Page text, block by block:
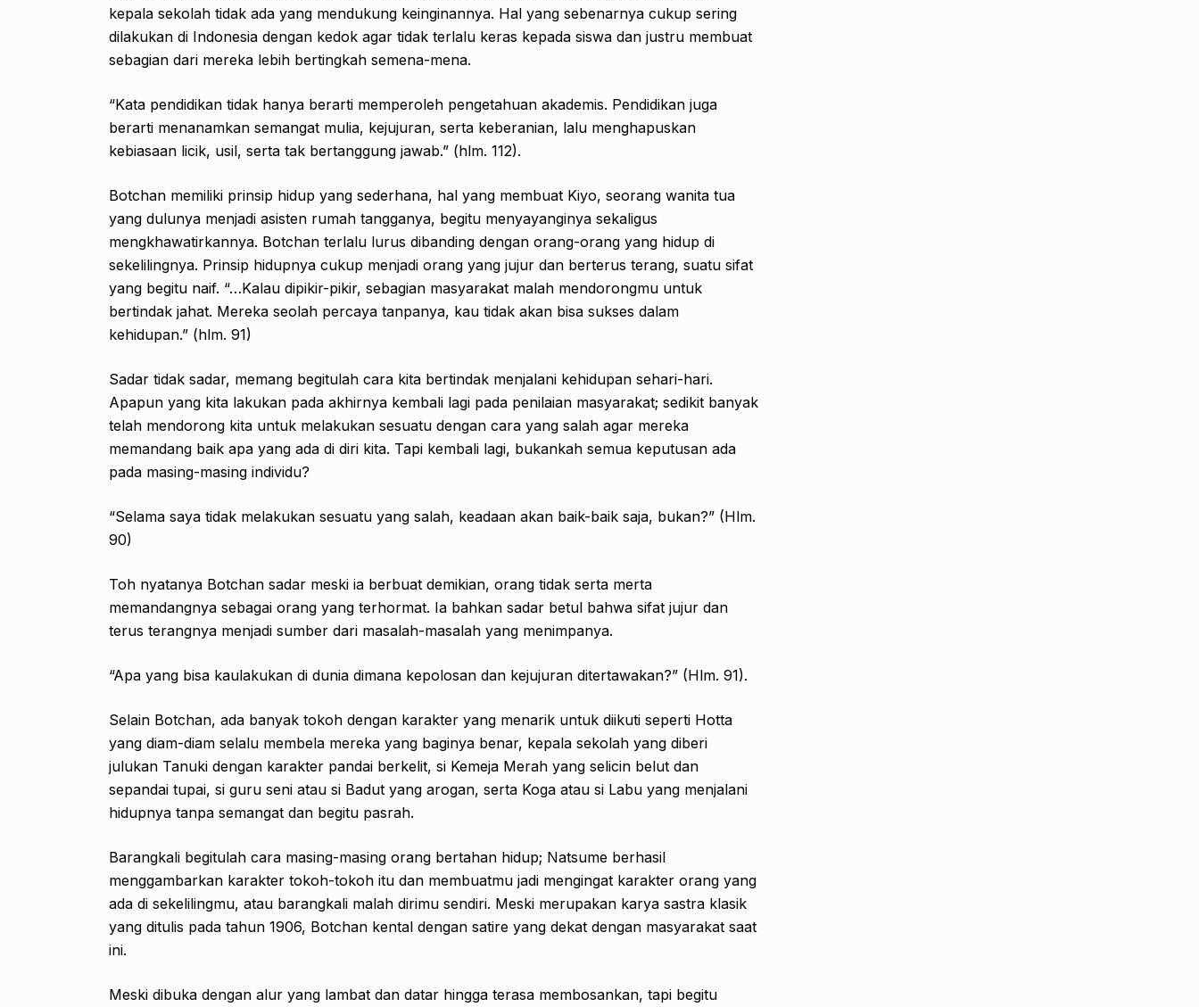
kepala sekolah tidak ada yang mendukung keinginannya. Hal yang sebenarnya cukup sering
dilakukan di Indonesia dengan kedok agar tidak terlalu keras kepada siswa dan justru membuat
sebagian dari mereka lebih bertingkah semena-mena.
“Kata pendidikan tidak hanya berarti memperoleh pengetahuan akademis. Pendidikan juga
berarti menanamkan semangat mulia, kejujuran, serta keberanian, lalu menghapuskan
kebiasaan licik, usil, serta tak bertanggung jawab.” (hlm. 112).
Botchan memiliki prinsip hidup yang sederhana, hal yang membuat Kiyo, seorang wanita tua
yang dulunya menjadi asisten rumah tangganya, begitu menyayanginya sekaligus
mengkhawatirkannya. Botchan terlalu lurus dibanding dengan orang-orang yang hidup di
sekelilingnya. Prinsip hidupnya cukup menjadi orang yang jujur dan berterus terang, suatu sifat
yang begitu naif. “…Kalau dipikir-pikir, sebagian masyarakat malah mendorongmu untuk
bertindak jahat. Mereka seolah percaya tanpanya, kau tidak akan bisa sukses dalam
kehidupan.” (hlm. 91)
Sadar tidak sadar, memang begitulah cara kita bertindak menjalani kehidupan sehari-hari.
Apapun yang kita lakukan pada akhirnya kembali lagi pada penilaian masyarakat; sedikit banyak
telah mendorong kita untuk melakukan sesuatu dengan cara yang salah agar mereka
memandang baik apa yang ada di diri kita. Tapi kembali lagi, bukankah semua keputusan ada
pada masing-masing individu?
“Selama saya tidak melakukan sesuatu yang salah, keadaan akan baik-baik saja, bukan?” (Hlm.
90)
Toh nyatanya Botchan sadar meski ia berbuat demikian, orang tidak serta merta
memandangnya sebagai orang yang terhormat. Ia bahkan sadar betul bahwa sifat jujur dan
terus terangnya menjadi sumber dari masalah-masalah yang menimpanya.
“Apa yang bisa kaulakukan di dunia dimana kepolosan dan kejujuran ditertawakan?” (Hlm. 91).
Selain Botchan, ada banyak tokoh dengan karakter yang menarik untuk diikuti seperti Hotta
yang diam-diam selalu membela mereka yang baginya benar, kepala sekolah yang diberi
julukan Tanuki dengan karakter pandai berkelit, si Kemeja Merah yang selicin belut dan
sepandai tupai, si guru seni atau si Badut yang arogan, serta Koga atau si Labu yang menjalani
hidupnya tanpa semangat dan begitu pasrah.
Barangkali begitulah cara masing-masing orang bertahan hidup; Natsume berhasil
menggambarkan karakter tokoh-tokoh itu dan membuatmu jadi mengingat karakter orang yang
ada di sekelilingmu, atau barangkali malah dirimu sendiri. Meski merupakan karya sastra klasik
yang ditulis pada tahun 1906, Botchan kental dengan satire yang dekat dengan masyarakat saat
ini.
Meski dibuka dengan alur yang lambat dan datar hingga terasa membosankan, tapi begitu